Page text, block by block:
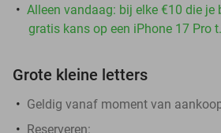
Alleen vandaag: bij elke €10 die je
gratis kans op een iPhone 17 Pro
Grote kleine letters
Geldig vanaf moment van
Reserveren: